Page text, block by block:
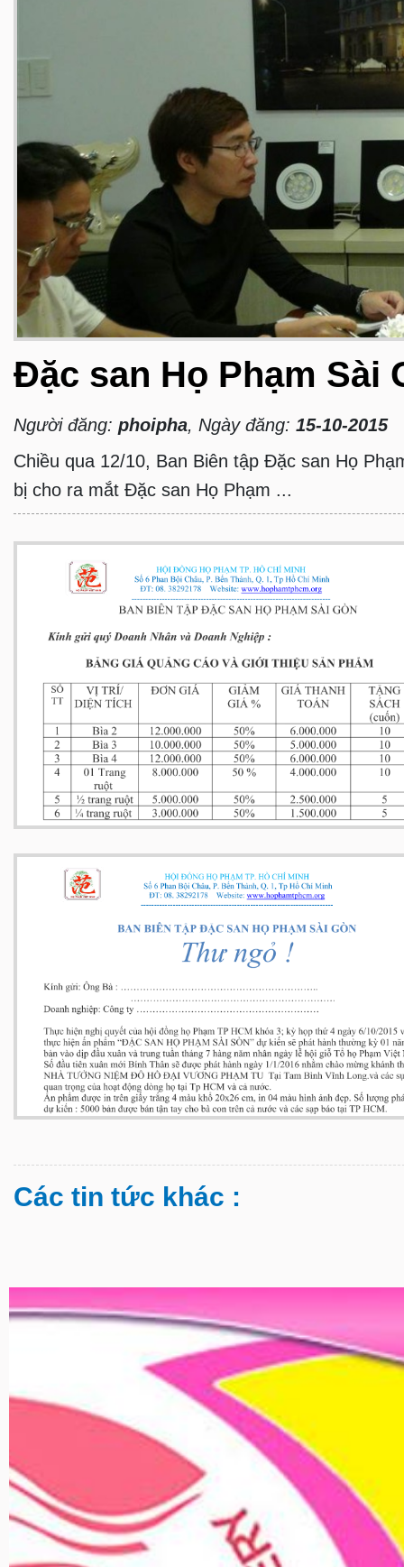
Đặc san Họ Phạm Sài
Người đăng: phoipha, Ngày đăng: 15-10-2015
Chiều qua 12/10, Ban Biên tập Đặc san Họ
bị cho ra mắt Đặc san Họ Phạm ...
Các tin tức khác :